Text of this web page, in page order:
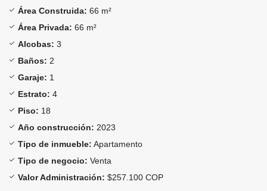
Área Construida: 66 m²
Área Privada: 66 m²
Alcobas: 3
Baños: 2
Garaje: 1
Estrato: 4
Piso: 18
Año construcción: 2023
Tipo de inmueble: Apartamento
Tipo de negocio: Venta
Valor Administración: $257.100 COP